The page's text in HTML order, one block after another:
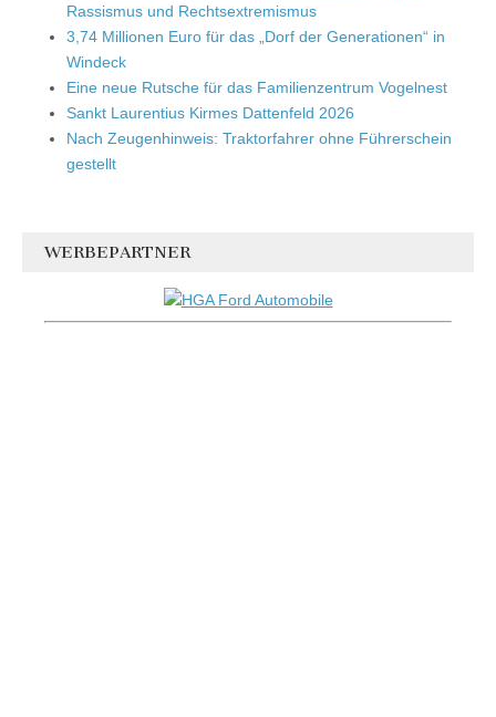
Rassismus und Rechtsextremismus
3,74 Millionen Euro für das „Dorf der Generationen“ in
Windeck
Eine neue Rutsche für das Familienzentrum Vogelnest
Sankt Laurentius Kirmes Dattenfeld 2026
Nach Zeugenhinweis: Traktorfahrer ohne Führerschein
gestellt
WERBEPARTNER